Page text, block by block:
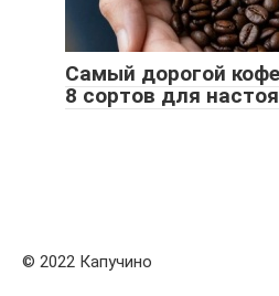
Самый дорогой
8 сортов для
© 2022 Капучино